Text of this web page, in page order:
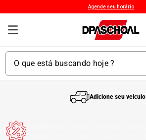
Agende seu horário
Adicione seu veículo